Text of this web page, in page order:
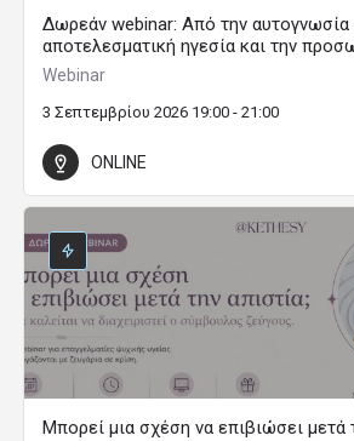
Δωρεάν webinar: Από την αυτογνωσία
αποτελεσματική ηγεσία και την
Webinar
3 Σεπτεμβρίου 2026 19:00 - 21:00
ONLINE
Μπορεί μια σχέση να επιβιώσει μετά